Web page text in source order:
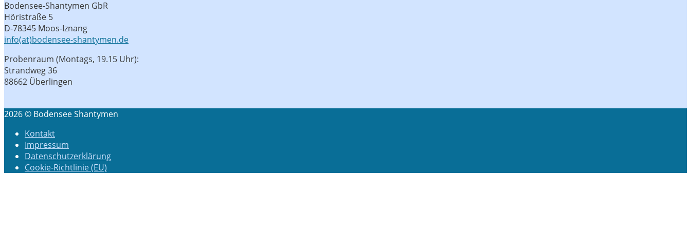
Bodensee-Shantymen GbR
Höristraße 5
D-78345 Moos-Iznang
info(at)bodensee-shantymen.de
Probenraum (Montags, 19.15 Uhr):
Strandweg 36
88662 Überlingen
2026 © Bodensee Shantymen
Kontakt
Impressum
Datenschutzerklärung
Cookie-Richtlinie (EU)